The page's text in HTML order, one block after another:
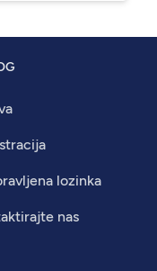
lozinka
nas